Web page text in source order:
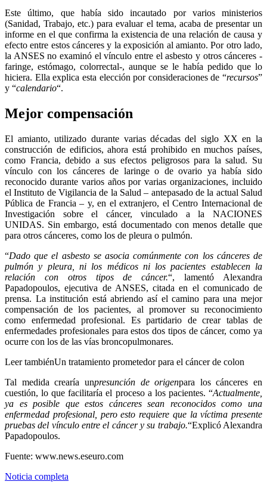
Este último, que había sido incautado por varios ministerios
(Sanidad, Trabajo, etc.) para evaluar el tema, acaba de presentar un
informe en el que confirma la existencia de una relación de causa y
efecto entre estos cánceres y la exposición al amianto. Por otro lado,
la ANSES no examinó el vínculo entre el asbesto y otros cánceres -
faringe, estómago, colorrectal-, aunque se le había pedido que lo
hiciera. Ella explica esta elección por consideraciones de “recursos”
y “calendario“.
Mejor compensación
El amianto, utilizado durante varias décadas del siglo XX en la
construcción de edificios, ahora está prohibido en muchos países,
como Francia, debido a sus efectos peligrosos para la salud. Su
vínculo con los cánceres de laringe o de ovario ya había sido
reconocido durante varios años por varias organizaciones, incluido
el Instituto de Vigilancia de la Salud – antepasado de la actual Salud
Pública de Francia – y, en el extranjero, el Centro Internacional de
Investigación sobre el cáncer, vinculado a la NACIONES
UNIDAS. Sin embargo, está documentado con menos detalle que
para otros cánceres, como los de pleura o pulmón.
“Dado que el asbesto se asocia comúnmente con los cánceres de
pulmón y pleura, ni los médicos ni los pacientes establecen la
relación con otros tipos de cáncer.“, lamentó Alexandra
Papadopoulos, ejecutiva de ANSES, citada en el comunicado de
prensa. La institución está abriendo así el camino para una mejor
compensación de los pacientes, al promover su reconocimiento
como enfermedad profesional. Es partidario de crear tablas de
enfermedades profesionales para estos dos tipos de cáncer, como ya
ocurre con los de las vías broncopulmonares.
Leer tambiénUn tratamiento prometedor para el cáncer de colon
Tal medida crearía unpresunción de origenpara los cánceres en
cuestión, lo que facilitaría el proceso a los pacientes. “Actualmente,
ya es posible que estos cánceres sean reconocidos como una
enfermedad profesional, pero esto requiere que la víctima presente
pruebas del vínculo entre el cáncer y su trabajo.“Explicó Alexandra
Papadopoulos.
Fuente: www.news.eseuro.com
Noticia completa